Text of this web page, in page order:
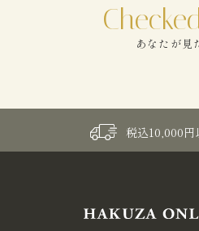
あなたが見
税込10,000円